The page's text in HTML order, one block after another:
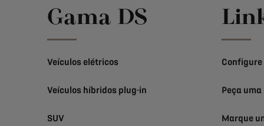
Gama DS
Veículos elétricos
Veículos híbridos plug-in
SUV
Configure
Peça
Marque